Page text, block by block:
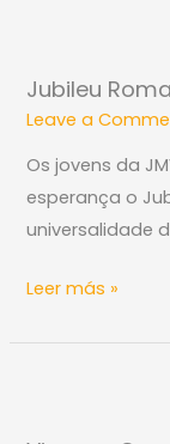
Jubileu
Leave a
Os jovens da
esperança o
universalidade
2025
–
JMV
Espanha
Leer más »